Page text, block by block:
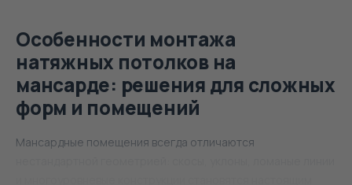
Особенности монтажа
натяжных потолков на
мансарде: решения для сложных
форм и помещений
Мансардные помещения всегда отличаются